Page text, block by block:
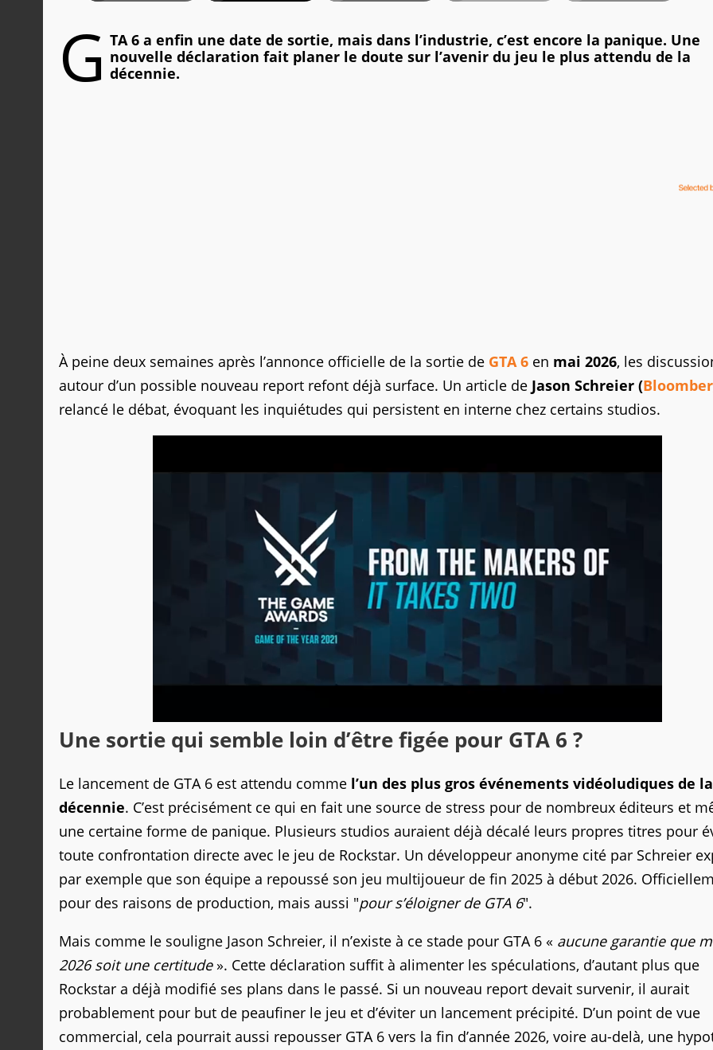
G TA 6 a enfin une date de sortie, mais dans l’industrie, c’est encore la panique. Une
nouvelle déclaration fait planer le doute sur l’avenir du jeu le plus attendu de la
décennie.
À peine deux semaines après l’annonce officielle de la sortie de GTA 6 en mai 2026, les
autour d’un possible nouveau report refont déjà surface. Un article de Jason Schreier (
relancé le débat, évoquant les inquiétudes qui persistent en interne chez certains studios.
Une sortie qui semble loin d’être figée pour GTA 6 ?
Le lancement de GTA 6 est attendu comme l’un des plus gros événements vidéoludiques de la
décennie. C’est précisément ce qui en fait une source de stress pour de nombreux éditeurs et
une certaine forme de panique. Plusieurs studios auraient déjà décalé leurs propres titres pour
toute confrontation directe avec le jeu de Rockstar. Un développeur anonyme cité par Schreier
par exemple que son équipe a repoussé son jeu multijoueur de fin 2025 à début 2026.
pour des raisons de production, mais aussi "pour s’éloigner de GTA 6".
Mais comme le souligne Jason Schreier, il n’existe à ce stade pour GTA 6 « aucune garantie que
2026 soit une certitude». Cette déclaration suffit à alimenter les spéculations, d’autant plus que
Rockstar a déjà modifié ses plans dans le passé. Si un nouveau report devait survenir, il aurait
probablement pour but de peaufiner le jeu et d’éviter un lancement précipité. D’un point de vue
commercial, cela pourrait aussi repousser GTA 6 vers la fin d’année 2026, voire au-delà, une